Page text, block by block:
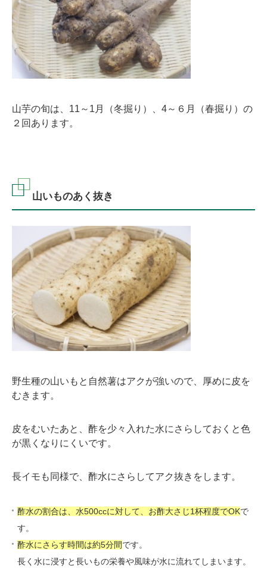
山芋の旬は、11～1月（冬掘り）、4～６月（春掘り）の
２回あります。
山いものあく抜き
野生種の山いもと自然薯はアクが強いので、厚めに皮を
むきます。
皮をむいたあと、酢を少々入れた水にさらしておくと色
が黒くなりにくいです。
長イモも同様で、酢水にさらしてアク抜きをします。
酢水の割合は、水500ccに対して、お酢大さじ1杯程度でOKで
す。
酢水にさらす時間は約5分間です。
長く水に浸すと長いもの栄養や風味が水に流れてしまいます。